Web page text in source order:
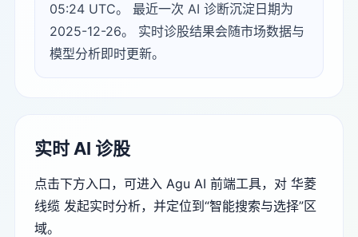
05:24 UTC。 最近一次 AI 诊断沉淀日期为
2025-12-26。 实时诊股结果会随市场数据与
模型分析即时更新。
实时 AI 诊股
点击下方入口，可进入 Agu AI 前端工具，对 华菱
线缆 发起实时分析，并定位到“智能搜索与选择”区
域。